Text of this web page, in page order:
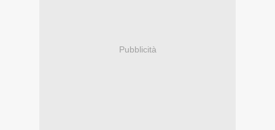
Pubblicità